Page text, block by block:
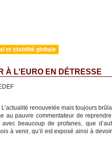
et stabilité globale
À L'EURO EN DÉTRESSE
renouvelée mais toujours
au pauvre commentateur de
beaucoup de profanes, que
à venir, qu’il est exposé ainsi à